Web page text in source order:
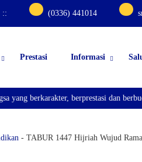
:: (0336) 441014
Prestasi Informasi
berkarakter, berprestasi dan
- TABUR 1447 Hijriah Wujud